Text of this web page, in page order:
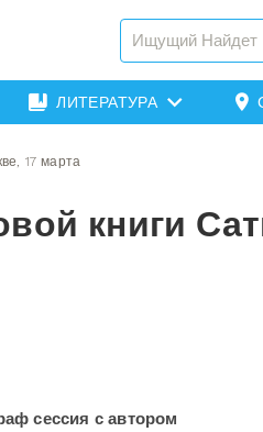
ЛИТЕРАТУРА
17 марта
книги
сессия с автором